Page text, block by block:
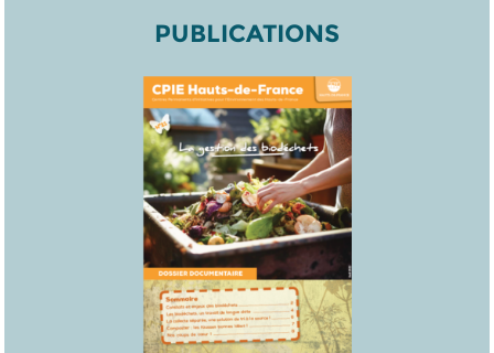
PUBLICATIONS